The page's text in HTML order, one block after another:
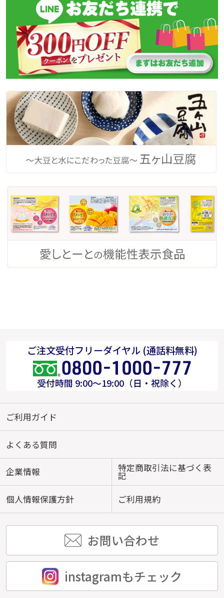
ご注文受付フリーダイヤル (通話料無料)
受付時間 9:00～19:00（日・祝除く）
ご利用ガイド
よくある質問
企業情報 特定商取引法に基づく表
記
個人情報保護方針
ご利用規約
お問い合わせ
instagramもチェック